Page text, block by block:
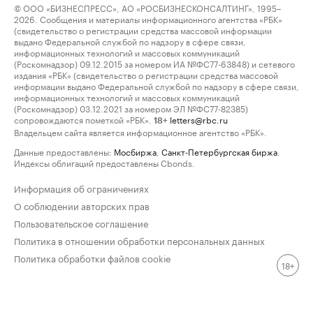
© ООО «БИЗНЕСПРЕСС», АО «РОСБИЗНЕСКОНСАЛТИНГ», 1995–
2026. Сообщения и материалы информационного агентства «РБК»
(свидетельство о регистрации средства массовой информации
выдано Федеральной службой по надзору в сфере связи,
информационных технологий и массовых коммуникаций
(Роскомнадзор) 09.12.2015 за номером ИА №ФС77-63848) и сетевого
издания «РБК» (свидетельство о регистрации средства массовой
информации выдано Федеральной службой по надзору в сфере связи,
информационных технологий и массовых коммуникаций
(Роскомнадзор) 03.12.2021 за номером ЭЛ №ФС77-82385)
сопровождаются пометкой «РБК».
18+ letters@rbc.ru
Владельцем сайта является информационное агентство «РБК».
Данные предоставлены: Мосбиржа Санкт-Петербургская биржа
Индексы облигаций предоставлены Cbonds.
Информация об ограничениях
О соблюдении авторских прав
Пользовательское соглашение
Политика в отношении обработки персональных данных
Политика обработки файлов cookie
18+